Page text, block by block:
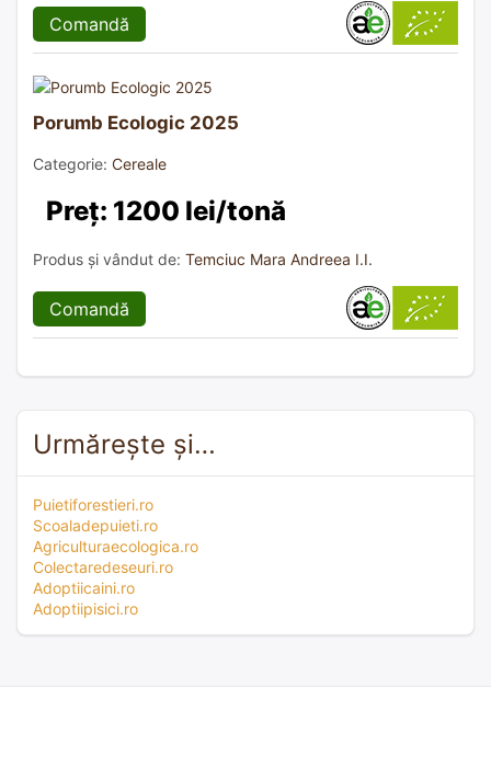
Comandă
Porumb Ecologic 2025
Categorie: Cereale
Preț: 1200 lei/tonă
Produs și vândut de: Temciuc Mara Andreea I.I.
Comandă
Urmărește și…
Puietiforestieri.ro
Scoaladepuieti.ro
Agriculturaecologica.ro
Colectaredeseuri.ro
Adoptiicaini.ro
Adoptiipisici.ro